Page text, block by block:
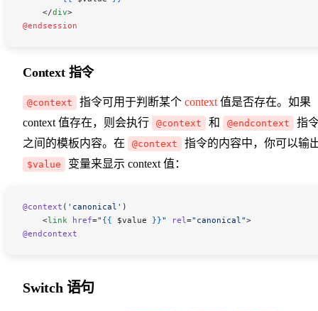
    </
div>
@endsession
Context 指令
@context 指令可用于判断某个 context 值是否存在。如果
context 值存在，则会执行
@context 和 @endcontext
指
之间的模板内容。在
@context 指令的内容中，你可以输
$value 变量来显示 context 值：
@context ( 'canonical' )
    <
link href=" {{ $value }}" rel ="canonical">
@endcontext
Switch 语句